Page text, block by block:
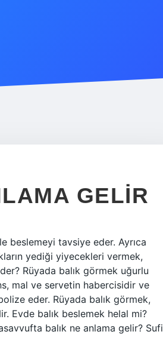
GELIR
beslemeyi tavsiye eder. Ayrıca
yediği yiyecekleri vermek,
Rüyada balık görmek uğurlu
mal ve servetin habercisidir ve
eder. Rüyada balık görmek,
Evde balık beslemek helal mi?
balık ne anlama gelir? Sufi